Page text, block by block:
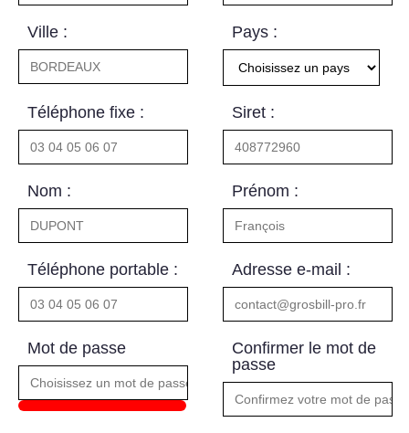
Ville : Pays :
Téléphone fixe : Siret :
Nom : Prénom :
Téléphone portable : Adresse e-mail :
Mot de passe
Confirmer le mot de
passe